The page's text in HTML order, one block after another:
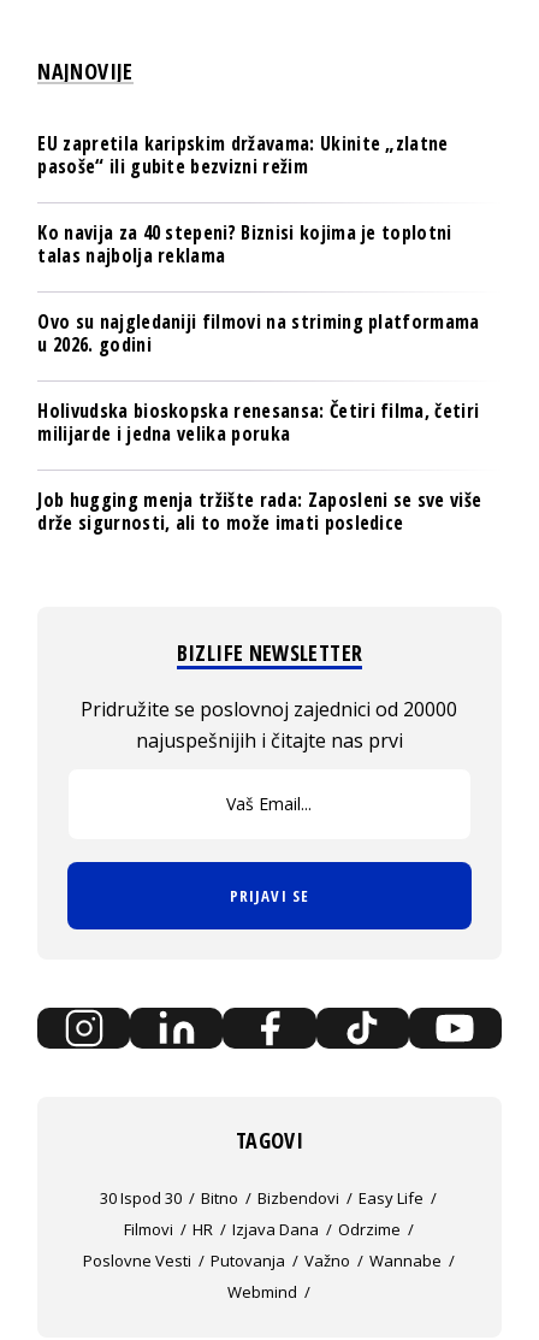
NAJNOVIJE
EU zapretila karipskim državama: Ukinite „zlatne
pasoše“ ili gubite bezvizni režim
Ko navija za 40 stepeni? Biznisi kojima je toplotni
talas najbolja reklama
Ovo su najgledaniji filmovi na striming platformama
u 2026. godini
Holivudska bioskopska renesansa: Četiri filma, četiri
milijarde i jedna velika poruka
Job hugging menja tržište rada: Zaposleni se sve više
drže sigurnosti, ali to može imati posledice
BIZLIFE NEWSLETTER
Pridružite se poslovnoj zajednici od 20000
najuspešnijih i čitajte nas prvi
PRIJAVI SE
TAGOVI
30 Ispod 30 Bitno Bizbendovi
Easy Life
Filmovi
HR Izjava Dana
Odrzime
Poslovne Vesti
Putovanja Važno
Wannabe
Webmind